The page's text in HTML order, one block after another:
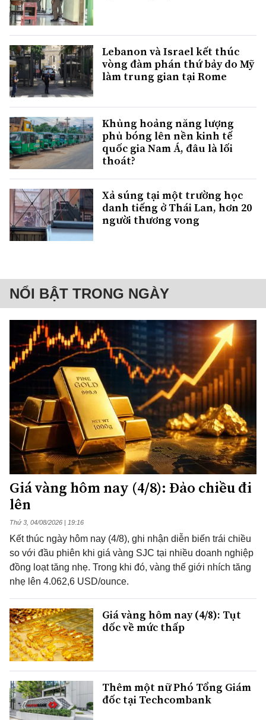
Lebanon và Israel kết thúc
vòng đàm phán thứ bảy do Mỹ
làm trung gian tại Rome
Khủng hoảng năng lượng
phủ bóng lên nền kinh tế
quốc gia Nam Á, đâu là lối
thoát?
Xả súng tại một trường học
danh tiếng ở Thái Lan, hơn 20
người thương vong
NỔI BẬT TRONG NGÀY
Giá vàng hôm nay (4/8): Đảo chiều đi
lên
Thứ 3, 04/08/2026 | 19:16
Kết thúc ngày hôm nay (4/8), ghi nhận diễn biến trái chiều
so với đầu phiên khi giá vàng SJC tại nhiều doanh nghiệp
đồng loạt tăng nhẹ. Trong khi đó, vàng thế giới nhích tăng
nhẹ lên 4.062,6 USD/ounce.
Giá vàng hôm nay (4/8): Tụt
dốc về mức thấp
Thêm một nữ Phó Tổng Giám
đốc tại Techcombank